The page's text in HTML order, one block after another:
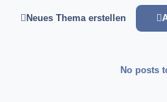
Neues Thema erstellen
No posts